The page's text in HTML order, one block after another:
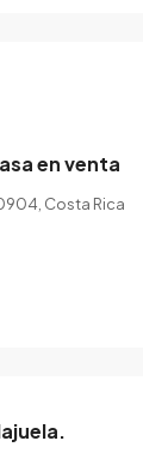
en venta
Costa Rica